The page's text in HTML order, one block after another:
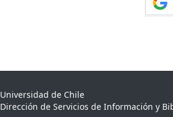
Universidad de Chile
Dirección de Servicios de Información y